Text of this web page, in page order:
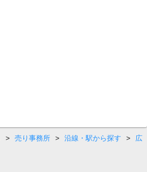
> 売り事務所 > 沿線・駅から探す >
広